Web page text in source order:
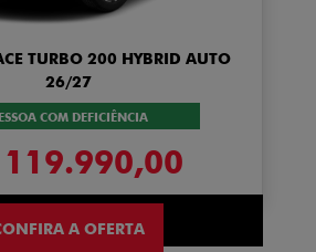
TURBO 200 HYBRID AUTO
26/27
COM DEFICIÊNCIA
119.990,00
A OFERTA